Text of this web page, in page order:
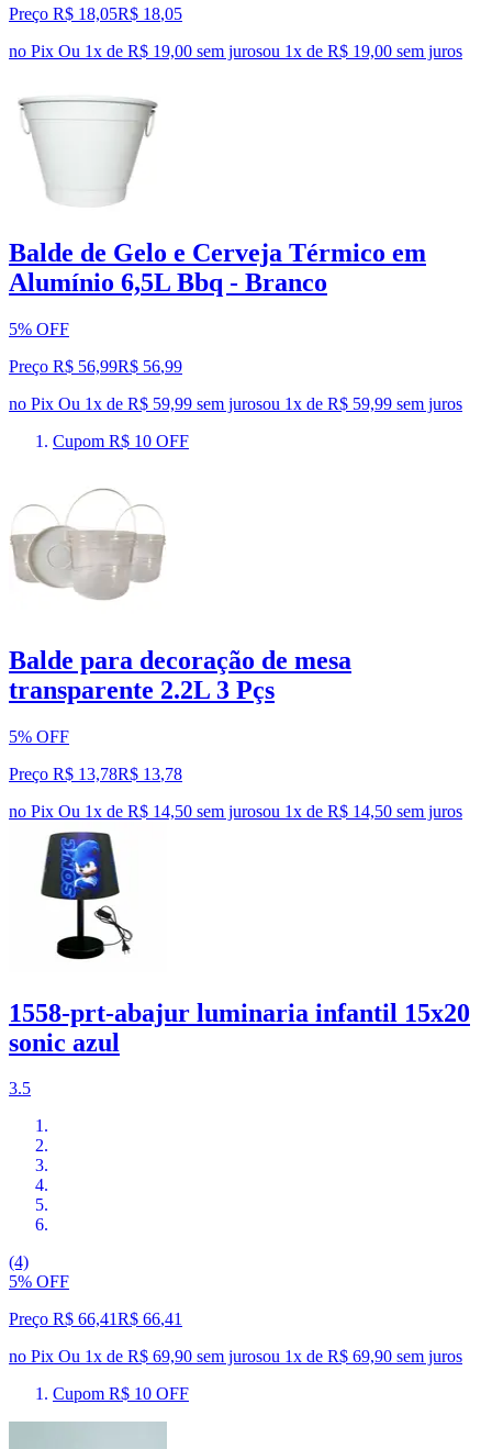
Preço R$ 18,05R$ 18,05
no Pix Ou 1x de R$ 19,00 sem jurosou 1x de R$ 19,00 sem juros
Balde de Gelo e Cerveja Térmico em
Alumínio 6,5L Bbq - Branco
5% OFF
Preço R$ 56,99R$ 56,99
no Pix Ou 1x de R$ 59,99 sem jurosou 1x de R$ 59,99 sem juros
Cupom R$ 10 OFF
Balde para decoração de mesa
transparente 2.2L 3 Pçs
5% OFF
Preço R$ 13,78R$ 13,78
no Pix Ou 1x de R$ 14,50 sem jurosou 1x de R$ 14,50 sem juros
1558-prt-abajur luminaria infantil 15x20
sonic azul
3.5
(4)
5% OFF
Preço R$ 66,41R$ 66,41
no Pix Ou 1x de R$ 69,90 sem jurosou 1x de R$ 69,90 sem juros
Cupom R$ 10 OFF